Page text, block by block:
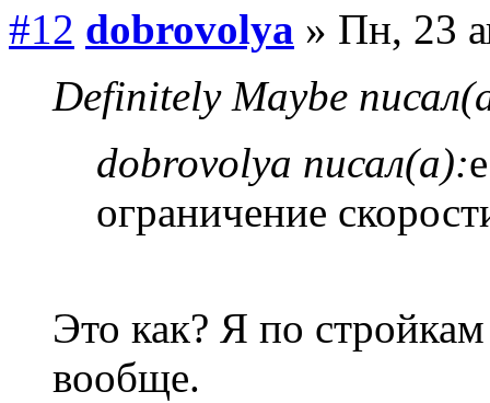
#12 dobrovolya » Пн, 23
Definitely Maybe
dobrovolya писал(а):
ограничение
Это как? Я по
вообще.